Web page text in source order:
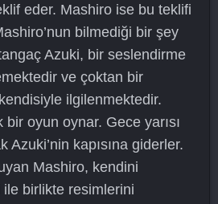
eder. Mashiro ise bu teklifi
bilmediği bir şey
Azuki, bir seslendirme
ve çoktan bir
ilgilenmektedir.
oyun oynar. Gece yarısı
Azuki’nin kapısına giderler.
Mashiro, kendini
birlikte resimlerini